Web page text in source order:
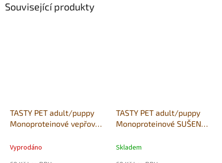
Související produkty
TASTY PET adult/puppy
Monoproteinové vepřové
řasou - 80g
Vyprodáno
TASTY PET adult/puppy
Monoproteinové SUŠENKY
jablkem
Skladem